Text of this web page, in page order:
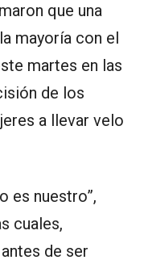
que una
mayoría con el
martes en las
de los
a llevar velo
es nuestro”,
cuales,
de ser